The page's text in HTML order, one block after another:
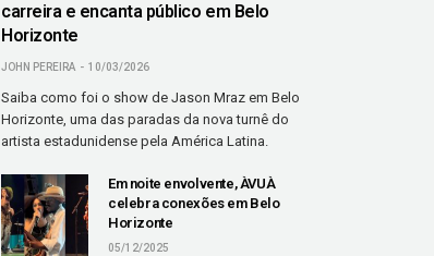
carreira e encanta público em Belo
Horizonte
JOHN PEREIRA 10/03/2026
Saiba como foi o show de Jason Mraz em Belo
Horizonte, uma das paradas da nova turnê do
artista estadunidense pela América Latina.
Em noite envolvente, ÀVUÀ
celebra conexões em Belo
Horizonte
05/12/2025